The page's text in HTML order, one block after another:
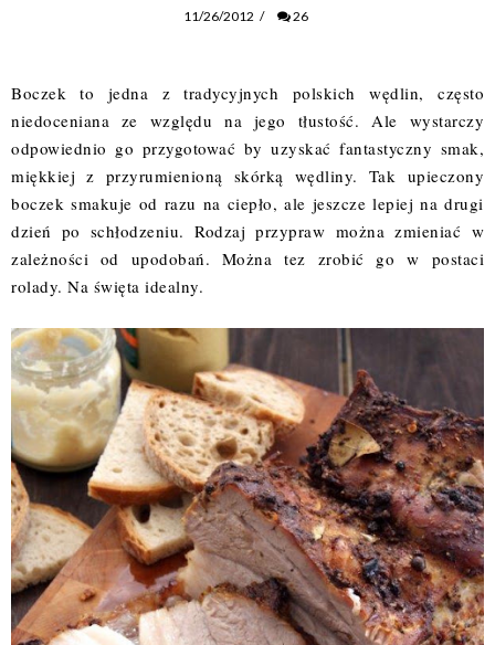
11/26/2012 / 26
Boczek to jedna z tradycyjnych polskich wędlin, często
niedoceniana ze względu na jego tłustość. Ale wystarczy
odpowiednio go przygotować by uzyskać fantastyczny smak,
miękkiej z przyrumienioną skórką wędliny. Tak upieczony
boczek smakuje od razu na ciepło, ale jeszcze lepiej na drugi
dzień po schłodzeniu. Rodzaj przypraw można zmieniać w
zależności od upodobań. Można tez zrobić go w postaci
rolady. Na święta idealny.